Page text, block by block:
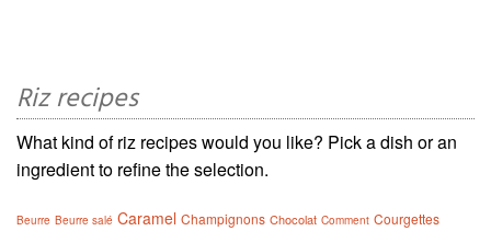
Riz recipes
What kind of riz recipes would you like? Pick a dish or an
ingredient to refine the selection.
Beurre Beurre salé Caramel Champignons Chocolat Comment Courgettes